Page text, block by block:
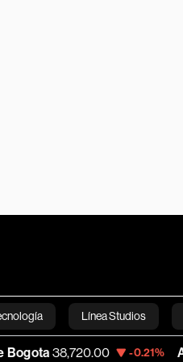
Línea Studios
English-0.21% Apple 310.94